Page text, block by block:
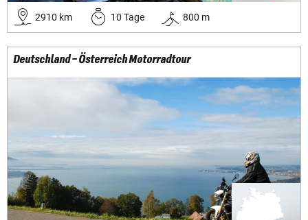
2910 km 10 Tage 800 m
Deutschland – Österreich Motorradtour